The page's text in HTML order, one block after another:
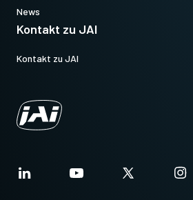
News
Kontakt zu JAI
Kontakt zu JAI